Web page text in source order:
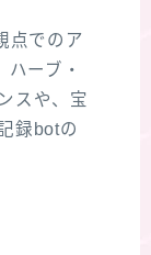
点でのア
ーブ・
スや、宝
録botの